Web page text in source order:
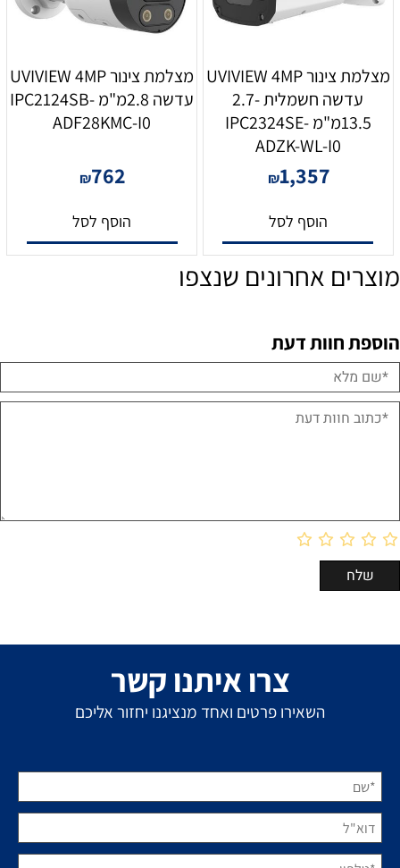
מצלמת צינור UVIVIEW 4MP
עדשה חשמלית 2.7-
13.5מ"מ IPC2324SE-
ADZK-WL-I0
₪1,357
הוסף לסל
מצלמת צינור UVIVIEW 4MP
עדשה 2.8מ"מ IPC2124SB-
ADF28KMC-I0
₪762
הוסף לסל
מוצרים אחרונים שנצפו
הוספת חוות דעת
צרו איתנו קשר
השאירו פרטים ואחד מנציגנו יחזור אליכם